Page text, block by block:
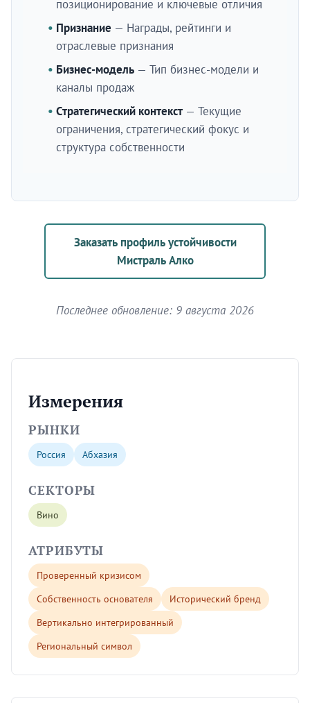
позиционирование и ключевые отличия
Признание — Награды, рейтинги и
отраслевые признания
Бизнес-модель — Тип бизнес-модели и
каналы продаж
Стратегический контекст — Текущие
ограничения, стратегический фокус и
структура собственности
Заказать профиль устойчивости
Мистраль Алко
Последнее обновление: 9 августа 2026
Измерения
РЫНКИ
Россия Абхазия
СЕКТОРЫ
Вино
АТРИБУТЫ
Проверенный кризисом
Собственность основателя
Исторический бренд
Вертикально интегрированный
Региональный символ